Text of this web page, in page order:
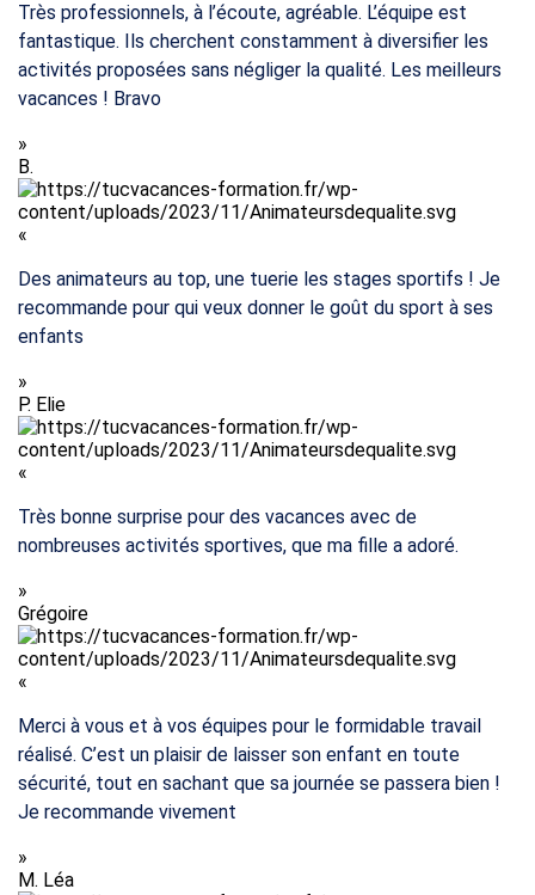
Très professionnels, à l’écoute, agréable. L’équipe est
fantastique. Ils cherchent constamment à diversifier les
activités proposées sans négliger la qualité. Les meilleurs
vacances ! Bravo
»
B.
«
Des animateurs au top, une tuerie les stages sportifs ! Je
recommande pour qui veux donner le goût du sport à ses
enfants
»
P. Elie
«
Très bonne surprise pour des vacances avec de
nombreuses activités sportives, que ma fille a adoré.
»
Grégoire
«
Merci à vous et à vos équipes pour le formidable travail
réalisé. C’est un plaisir de laisser son enfant en toute
sécurité, tout en sachant que sa journée se passera bien !
Je recommande vivement
»
M. Léa